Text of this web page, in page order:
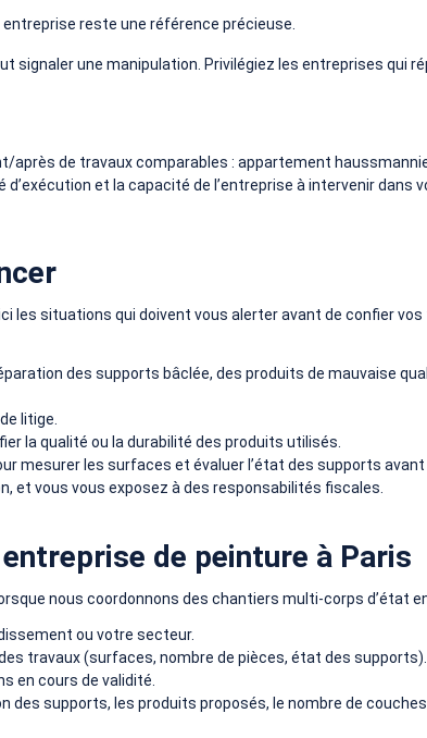
reste une référence précieuse.
signaler une manipulation. Privilégiez les entreprises qui
de travaux comparables : appartement
et la capacité de l’entreprise à intervenir dans
les situations qui doivent vous alerter avant de confier vos
des supports bâclée, des produits de mauvaise
litige.
la qualité ou la durabilité des produits utilisés.
mesurer les surfaces et évaluer l’état des supports
et vous vous exposez à des responsabilités fiscales.
de peinture à Paris
nous coordonnons des chantiers multi-corps d’état
ou votre secteur.
travaux (surfaces, nombre de pièces, état des supports).
en cours de validité.
des supports, les produits proposés, le nombre de